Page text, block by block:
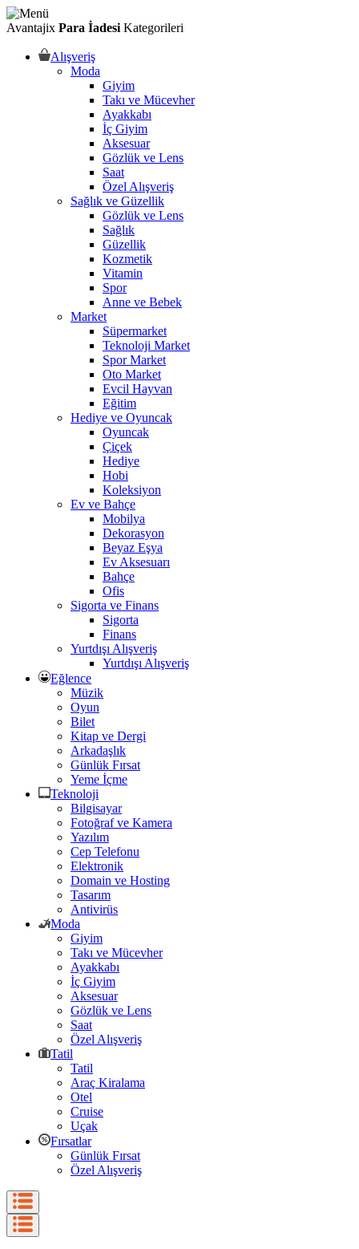
Avantajix Para İadesi Kategorileri
Alışveriş
Moda
Giyim
Takı ve Mücevher
Ayakkabı
İç Giyim
Aksesuar
Gözlük ve Lens
Saat
Özel Alışveriş
Sağlık ve Güzellik
Gözlük ve Lens
Sağlık
Güzellik
Kozmetik
Vitamin
Spor
Anne ve Bebek
Market
Süpermarket
Teknoloji Market
Spor Market
Oto Market
Evcil Hayvan
Eğitim
Hediye ve Oyuncak
Oyuncak
Çiçek
Hediye
Hobi
Koleksiyon
Ev ve Bahçe
Mobilya
Dekorasyon
Beyaz Eşya
Ev Aksesuarı
Bahçe
Ofis
Sigorta ve Finans
Sigorta
Finans
Yurtdışı Alışveriş
Yurtdışı Alışveriş
Eğlence
Müzik
Oyun
Bilet
Kitap ve Dergi
Arkadaşlık
Günlük Fırsat
Yeme İçme
Teknoloji
Bilgisayar
Fotoğraf ve Kamera
Yazılım
Cep Telefonu
Elektronik
Domain ve Hosting
Tasarım
Antivirüs
Moda
Giyim
Takı ve Mücevher
Ayakkabı
İç Giyim
Aksesuar
Gözlük ve Lens
Saat
Özel Alışveriş
Tatil
Tatil
Araç Kiralama
Otel
Cruise
Uçak
Fırsatlar
Günlük Fırsat
Özel Alışveriş